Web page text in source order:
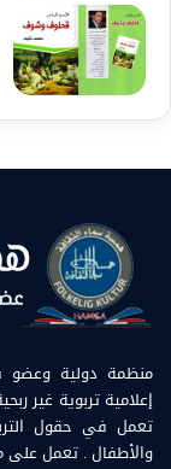
منظمة دولية وعضو
إعلامية تربوية غير
تعمل في حقول
والأطفال . تعمل على